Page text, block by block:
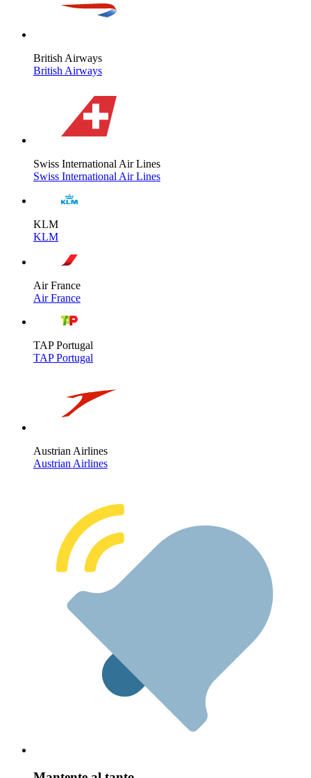
British Airways
British Airways
Swiss International Air Lines
Swiss International Air Lines
KLM
KLM
Air France
Air France
TAP Portugal
TAP Portugal
Austrian Airlines
Austrian Airlines